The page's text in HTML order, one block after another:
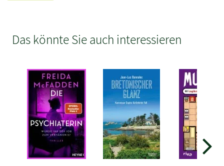
Das könnte Sie auch interessieren